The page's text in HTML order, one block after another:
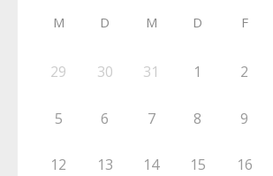
M D M D F
29 30 31 1 2
5 6 7 8 9
12 13 14 15 16